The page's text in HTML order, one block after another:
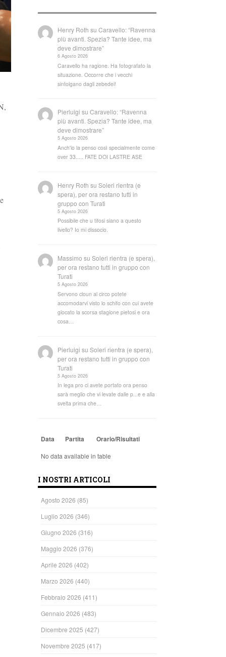
Henry Roth suCaravello: “Ravenna
più avanti. Spezia? Tante idee, ma
deve dimostrare”
6 Agosto 2026
Caravello ha ragione. Ha fotografato la
situazione. Occorre che i vecchi
sintolgano dagli zebedei!
Pierluigi suCaravello: “Ravenna
più avanti. Spezia? Tante idee, ma
deve dimostrare”
5 Agosto 2026
Anch'io la penso così specialmente come
over 33..... FATE DOI LASTRE ASE
Henry Roth suSoleri rientra (e
spera), per ora restano tutti in
gruppo con Turati
5 Agosto 2026
Possibile che u tifosi siano a questo
livello? Io mi dissocio.
Massimo suSoleri rientra (e spera),
per ora restano tutti in gruppo con
Turati
5 Agosto 2026
Servono cloun al circo potete
accomodarvi visto lo schifo con cui avete
giocato la scorsa stagione pietosi e ora
cosa…
Pierluigi suSoleri rientra (e spera),
per ora restano tutti in gruppo con
Turati
5 Agosto 2026
In lega pro ci avete portato ora penso
sarà meglio che vi levate dalle p...e e alla
svelta prima che…
Data Partita Orario/Risultati
No data available in table
I NOSTRI ARTICOLI
Agosto 2026 (85)
Luglio 2026 (346)
Giugno 2026 (316)
Maggio 2026 (376)
Aprile 2026 (402)
Marzo 2026 (440)
Febbraio 2026 (411)
Gennaio 2026 (483)
Dicembre 2025 (427)
Novembre 2025 (417)